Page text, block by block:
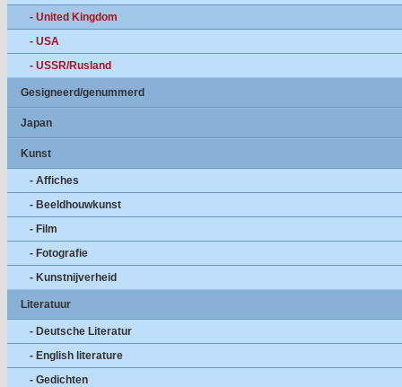
- United Kingdom
- USA
- USSR/Rusland
Gesigneerd/genummerd
Japan
Kunst
- Affiches
- Beeldhouwkunst
- Film
- Fotografie
- Kunstnijverheid
Literatuur
- Deutsche Literatur
- English literature
- Gedichten